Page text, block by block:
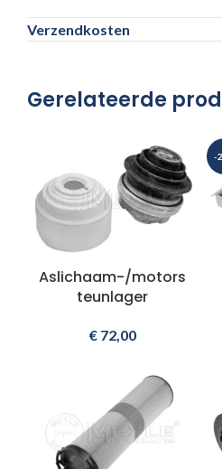
Verzendkosten
Gerelateerde
Aslichaam-/motors
teunlager
€72,00
-